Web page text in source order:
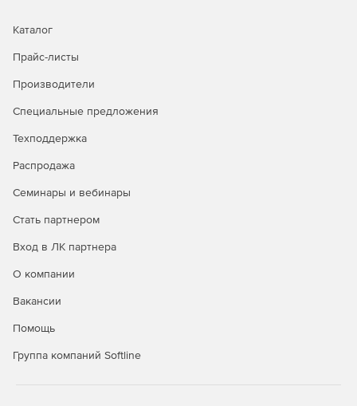
Каталог
Прайс-листы
Производители
Специальные предложения
Техподдержка
Распродажа
Семинары и вебинары
Стать партнером
Вход в ЛК партнера
О компании
Вакансии
Помощь
Группа компаний Softline